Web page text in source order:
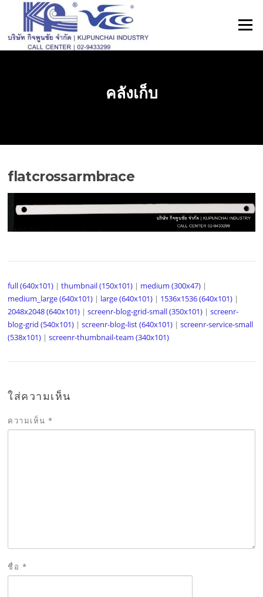
เมนู
คลังเก็บ
flatcrossarmbrace
full (640x101) |thumbnail (150x101) | medium (300x47) |
medium_large (640x101) | large (640x101) | 1536x1536 (640x101) |
2048x2048 (640x101) |screenr-blog-grid-small (350x101) |screenr-
blog-grid (540x101) |screenr-blog-list (640x101) |screenr-service-small
(538x101) |screenr-thumbnail-team (340x101)
ใส่ความเห็น
ความเห็น*
ชื่อ *